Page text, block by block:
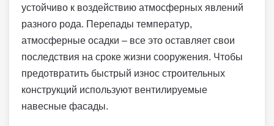
устойчиво к воздействию атмосферных явлений
разного рода. Перепады температур,
атмосферные осадки – все это оставляет свои
последствия на сроке жизни сооружения. Чтобы
предотвратить быстрый износ строительных
конструкций используют вентилируемые
навесные фасады.